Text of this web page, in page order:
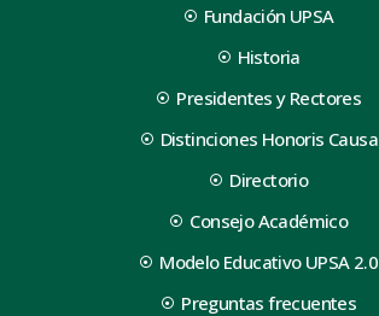
Fundación UPSA
Historia
Presidentes y Rectores
Distinciones Honoris Causa
Directorio
Consejo Académico
Modelo Educativo UPSA 2.0
Preguntas frecuentes